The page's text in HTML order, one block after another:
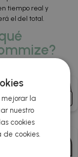
tiempo real y
el del total.
Cumplimos
los plazos
mejorar la
nuestro
cookies
cookies.